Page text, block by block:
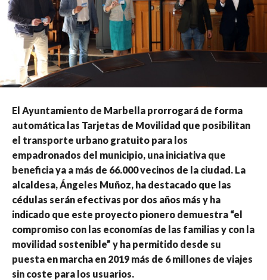
El Ayuntamiento de Marbella prorrogará de forma
automática las Tarjetas de Movilidad que posibilitan
el transporte urbano gratuito para los
empadronados del municipio, una iniciativa que
beneficia ya a más de 66.000 vecinos de la ciudad. La
alcaldesa, Ángeles Muñoz, ha destacado que las
cédulas serán efectivas por dos años más y ha
indicado que este proyecto pionero demuestra “el
compromiso con las economías de las familias y con la
movilidad sostenible” y ha permitido desde su
puesta en marcha en 2019 más de 6 millones de viajes
sin coste para los usuarios.